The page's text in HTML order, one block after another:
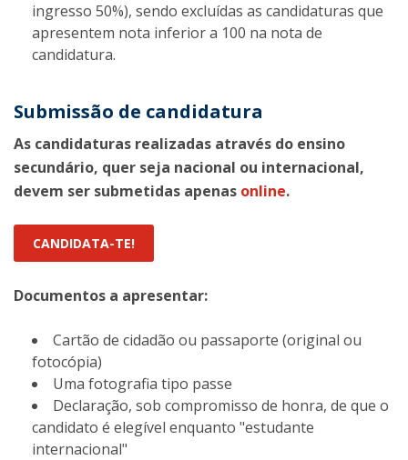
ingresso 50%), sendo excluídas as candidaturas que
apresentem nota inferior a 100 na nota de
candidatura.
Submissão de candidatura
As candidaturas realizadas através do ensino
secundário, quer seja nacional ou internacional,
devem ser submetidas apenas online.
CANDIDATA-TE!
Documentos a apresentar:
Cartão de cidadão ou passaporte (original ou
fotocópia)
Uma fotografia tipo passe
Declaração, sob compromisso de honra, de que o
candidato é elegível enquanto "estudante
internacional"